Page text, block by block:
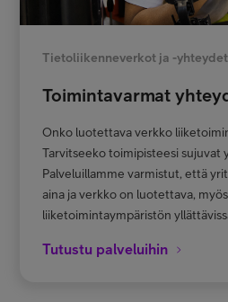
Tietoliikenneverkot ja -yhteydet
Toimintavarmat
Onko luotettava verkko
Tarvitseeko toimipisteesi sujuvat
Palveluillamme varmistut, että
aina ja verkko on luotettava, myös
liiketoimintaympäristön
Tutustu palveluihin